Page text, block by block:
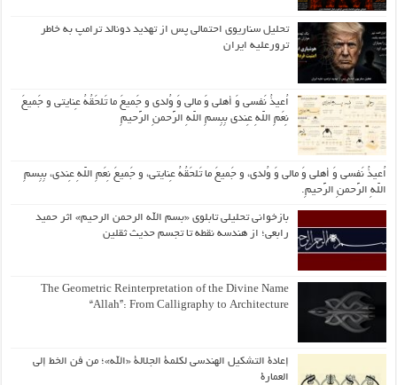
تحلیل سناریوی احتمالی پس از تهدید دونالد ترامپ به خاطر
ترورعلیه ایران
اُعیذُ نَفسی وَ أهلی وَ مالی وَ وُلدی و جَمیعَ ما تَلحَقُهُ عِنایتی و جَمیعَ
نِعَمِ اللّهِ عِندی بِبِسمِ اللّهِ الرَّحمنِ الرَّحیمِ
اُعیذُ نَفسی وَ أهلی وَ مالی وَ وُلدی، و جَمیعَ ما تَلحَقُهُ عِنایتی، و جَمیعَ نِعَمِ اللّهِ عِندی، بِبِسمِ
اللّهِ الرَّحمنِ الرَّحیمِ.
بازخوانی تحلیلی تابلوی «بسم الله الرحمن الرحیم» اثر حمید
رابعی؛ از هندسه نقطه تا تجسم حدیث ثقلین
The Geometric Reinterpretation of the Divine Name
“Allah”: From Calligraphy to Architecture
إعادة التشكيل الهندسي لكلمة الجلالة «الله»؛ من فن الخط إلى
العمارة